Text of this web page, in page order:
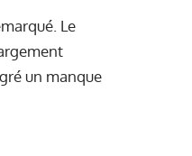
Le
un manque